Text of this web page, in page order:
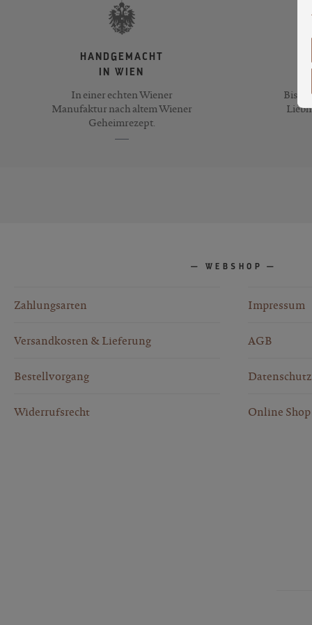
HANDGEMACHT
IN WIEN
In einer echten Wiener
Manufaktur nach altem Wiener
Geheimrezept.
Bis
WEBSHOP
Zahlungsarten
Versandkosten & Lieferung
Bestellvorgang
Widerrufsrecht
Impressum
AGB
Datenschutz
Online